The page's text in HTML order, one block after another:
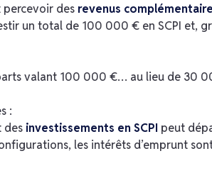
percevoir des revenus
un total de 100 000 € en SCPI et,
valant 100 000 €… au lieu de 30
:
des investissements en SCPI peut
les intérêts d’emprunt